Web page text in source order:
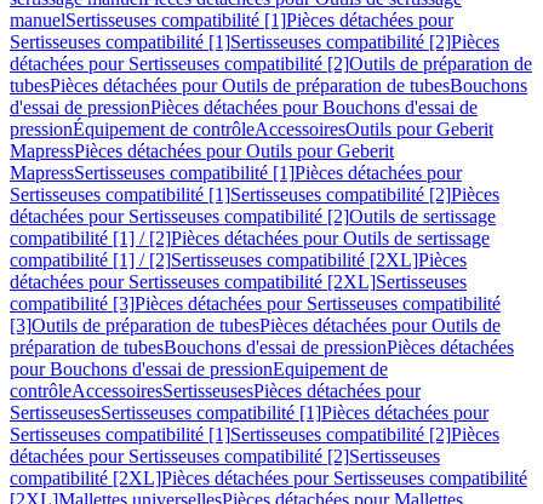
manuelSertisseuses compatibilité [1]Pièces détachées pour
Sertisseuses compatibilité [1]Sertisseuses compatibilité [2]Pièces
détachées pour Sertisseuses compatibilité [2]Outils de préparation de
tubesPièces détachées pour Outils de préparation de tubesBouchons
d'essai de pressionPièces détachées pour Bouchons d'essai de
pressionÉquipement de contrôleAccessoiresOutils pour Geberit
MapressPièces détachées pour Outils pour Geberit
MapressSertisseuses compatibilité [1]Pièces détachées pour
Sertisseuses compatibilité [1]Sertisseuses compatibilité [2]Pièces
détachées pour Sertisseuses compatibilité [2]Outils de sertissage
compatibilité [1] / [2]Pièces détachées pour Outils de sertissage
compatibilité [1] / [2]Sertisseuses compatibilité [2XL]Pièces
détachées pour Sertisseuses compatibilité [2XL]Sertisseuses
compatibilité [3]Pièces détachées pour Sertisseuses compatibilité
[3]Outils de préparation de tubesPièces détachées pour Outils de
préparation de tubesBouchons d'essai de pressionPièces détachées
pour Bouchons d'essai de pressionEquipement de
contrôleAccessoiresSertisseusesPièces détachées pour
SertisseusesSertisseuses compatibilité [1]Pièces détachées pour
Sertisseuses compatibilité [1]Sertisseuses compatibilité [2]Pièces
détachées pour Sertisseuses compatibilité [2]Sertisseuses
compatibilité [2XL]Pièces détachées pour Sertisseuses compatibilité
[2XL]Mallettes universellesPièces détachées pour Mallettes